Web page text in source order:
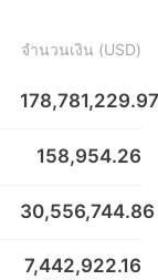
จำนวนเงิน (USD)
178,781,229.97
158,954.26
30,556,744.86
7,442,922.16